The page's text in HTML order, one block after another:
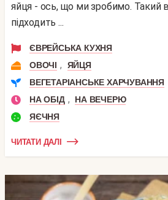
яйця - ось, що ми зробимо. Такий
підходить ...
ЄВРЕЙСЬКА КУХНЯ
ОВОЧІ ,
ЯЙЦЯ
ВЕГЕТАРІАНСЬКЕ ХАРЧУВАННЯ
НА ОБІД ,
НА ВЕЧЕРЮ
ЯЄЧНЯ
ЧИТАТИ ДАЛІ